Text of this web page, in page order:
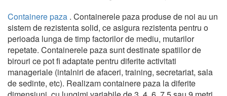
Containere paza . Containerele paza produse de noi au un
sistem de rezistenta solid, ce asigura rezistenta pentru o
perioada lunga de timp factorilor de mediu, mutarilor
repetate. Containerele paza sunt destinate spatiilor de
birouri ce pot fi adaptate pentru diferite activitati
manageriale (intalniri de afaceri, training, secretariat, sala
de sedinte, etc). Realizam containere paza la diferite